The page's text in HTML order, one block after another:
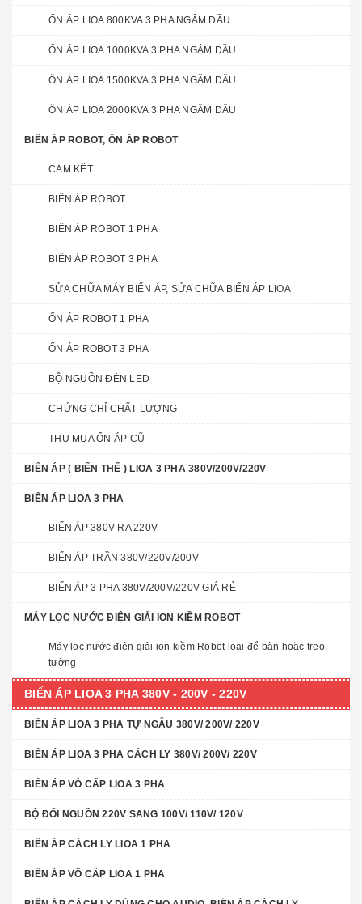
ỔN ÁP LIOA 800KVA 3 PHA NGÂM DẦU
ỔN ÁP LIOA 1000KVA 3 PHA NGÂM DẦU
ỔN ÁP LIOA 1500KVA 3 PHA NGÂM DẦU
ỔN ÁP LIOA 2000KVA 3 PHA NGÂM DẦU
BIẾN ÁP ROBOT, ỔN ÁP ROBOT
CAM KẾT
BIẾN ÁP ROBOT
BIẾN ÁP ROBOT 1 PHA
BIẾN ÁP ROBOT 3 PHA
SỬA CHỮA MÁY BIẾN ÁP, SỬA CHỮA BIẾN ÁP LIOA
ỔN ÁP ROBOT 1 PHA
ỔN ÁP ROBOT 3 PHA
BỘ NGUỒN ĐÈN LED
CHỨNG CHỈ CHẤT LƯỢNG
THU MUA ỔN ÁP CŨ
BIẾN ÁP ( BIẾN THẾ ) LIOA 3 PHA 380V/200V/220V
BIẾN ÁP LIOA 3 PHA
BIẾN ÁP 380V RA 220V
BIẾN ÁP TRẦN 380V/220V/200V
BIẾN ÁP 3 PHA 380V/200V/220V GIÁ RẺ
MÁY LỌC NƯỚC ĐIỆN GIẢI ION KIỀM ROBOT
Máy lọc nước điện giải ion kiềm Robot loại để bàn hoặc treo
tường
BIẾN ÁP LIOA 3 PHA 380V - 200V - 220V
BIẾN ÁP LIOA 3 PHA TỰ NGẪU 380V/ 200V/ 220V
BIẾN ÁP LIOA 3 PHA CÁCH LY 380V/ 200V/ 220V
BIẾN ÁP VÔ CẤP LIOA 3 PHA
BỘ ĐỔI NGUỒN 220V SANG 100V/ 110V/ 120V
BIẾN ÁP CÁCH LY LIOA 1 PHA
BIẾN ÁP VÔ CẤP LIOA 1 PHA